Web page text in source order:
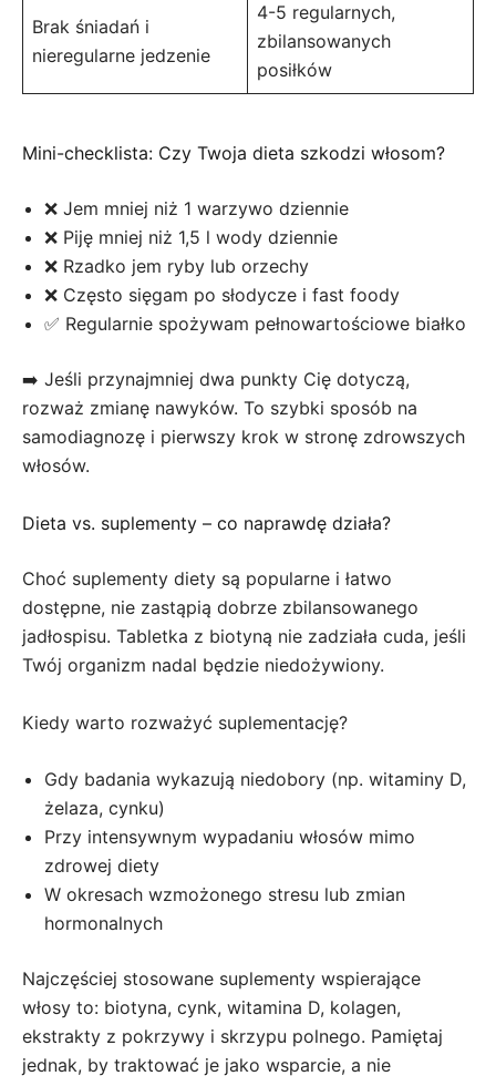
Brak śniadań i
nieregularne jedzenie
4-5 regularnych,
zbilansowanych
posiłków
Mini-checklista: Czy Twoja dieta szkodzi włosom?
❌ Jem mniej niż 1 warzywo dziennie
❌ Piję mniej niż 1,5 l wody dziennie
❌ Rzadko jem ryby lub orzechy
❌ Często sięgam po słodycze i fast foody
✅ Regularnie spożywam pełnowartościowe białko
➡️ Jeśli przynajmniej dwa punkty Cię dotyczą,
rozważ zmianę nawyków. To szybki sposób na
samodiagnozę i pierwszy krok w stronę zdrowszych
włosów.
Dieta vs. suplementy – co naprawdę działa?
Choć suplementy diety są popularne i łatwo
dostępne, nie zastąpią dobrze zbilansowanego
jadłospisu. Tabletka z biotyną nie zadziała cuda, jeśli
Twój organizm nadal będzie niedożywiony.
Kiedy warto rozważyć suplementację?
Gdy badania wykazują niedobory (np. witaminy D,
żelaza, cynku)
Przy intensywnym wypadaniu włosów mimo
zdrowej diety
W okresach wzmożonego stresu lub zmian
hormonalnych
Najczęściej stosowane suplementy wspierające
włosy to: biotyna, cynk, witamina D, kolagen,
ekstrakty z pokrzywy i skrzypu polnego. Pamiętaj
jednak, by traktować je jako wsparcie, a nie